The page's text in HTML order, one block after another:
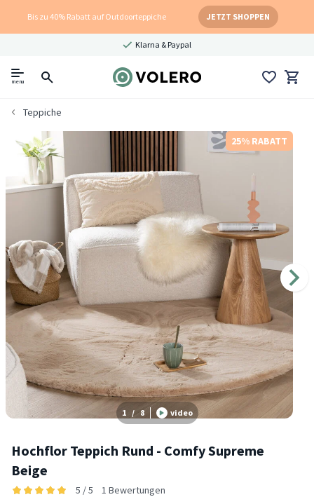
Bis zu 40% Rabatt auf Outdoorteppiche JETZT SHOPPEN
Klarna & Paypal
menu
Teppiche
25% RABATT
1 / 8 video
Hochflor Teppich Rund - Comfy Supreme
Beige
5 / 5 1 Bewertungen